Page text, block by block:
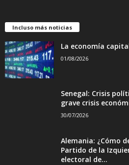
Incluso más noticias
La economía
01/08/2026
Senegal: Crisis
grave crisis
30/07/2026
Alemania: ¿Cómo
Partido de la
electoral de...